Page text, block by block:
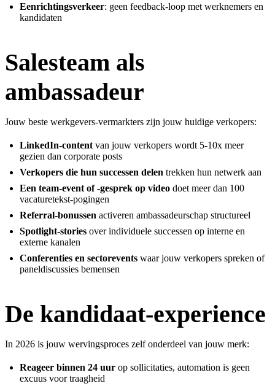
Eenrichtingsverkeer: geen feedback-loop met werknemers en
kandidaten
Salesteam als
ambassadeur
Jouw beste werkgevers-vermarkters zijn jouw huidige verkopers:
LinkedIn-content van jouw verkopers wordt 5-10x meer
gezien dan corporate posts
Verkopers die hun successen delen trekken hun netwerk aan
Een team-event of -gesprek op video doet meer dan 100
vacaturetekst-pogingen
Referral-bonussen activeren ambassadeurschap structureel
Spotlight-stories over individuele successen op interne en
externe kanalen
Conferenties en sectorevents waar jouw verkopers spreken of
paneldiscussies bemensen
De kandidaat-experience
In 2026 is jouw wervingsproces zelf onderdeel van jouw merk:
Reageer binnen 24 uur op sollicitaties, automation is geen
excuus voor traagheid